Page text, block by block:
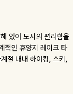
있어 도시의 편리함을
적인 휴양지 레이크 타
절 내내 하이킹, 스키,